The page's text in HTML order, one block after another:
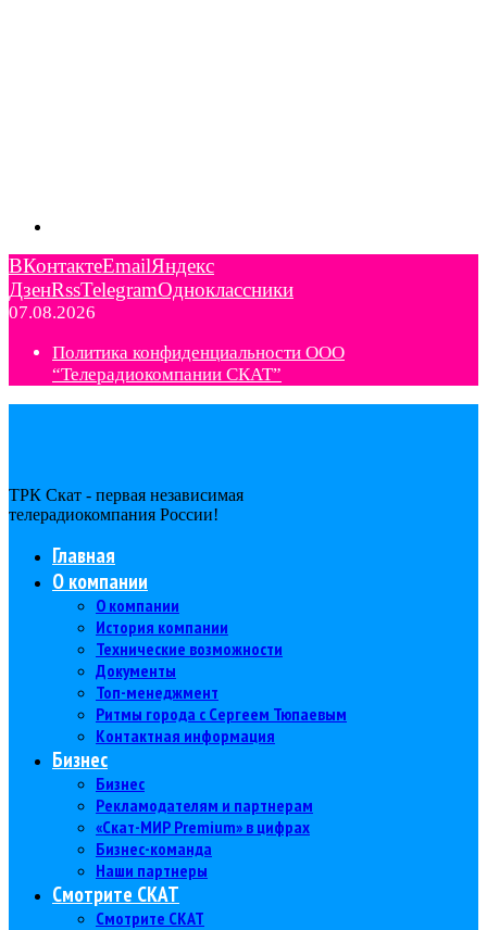
ВКонтактеEmailЯндекс
ДзенRssTelegramОдноклассники
07.08.2026
Политика конфиденциальности ООО
“Телерадиокомпании СКАТ”
ТРК Скат - первая независимая
телерадиокомпания Роcсии!
Главная
О компании
О компании
История компании
Технические возможности
Документы
Топ-менеджмент
Ритмы города с Сергеем Тюпаевым
Контактная информация
Бизнес
Бизнес
Рекламодателям и партнерам
«Скат-МИР Premium» в цифрах
Бизнес-команда
Наши партнеры
Смотрите СКАТ
Смотрите СКАТ